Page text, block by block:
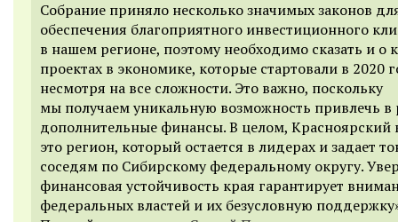
Собрание приняло несколько значимых законов
обеспечения благоприятного инвестиционного
в нашем регионе, поэтому необходимо сказать и о
проектах в экономике, которые стартовали в 2020
несмотря на все сложности. Это важно, поскольку
мы получаем уникальную возможность привлечь в
дополнительные финансы. В целом, Красноярский
это регион, который остается в лидерах и задает
соседям по Сибирскому федеральному округу.
финансовая устойчивость края гарантирует
федеральных властей и их безусловную